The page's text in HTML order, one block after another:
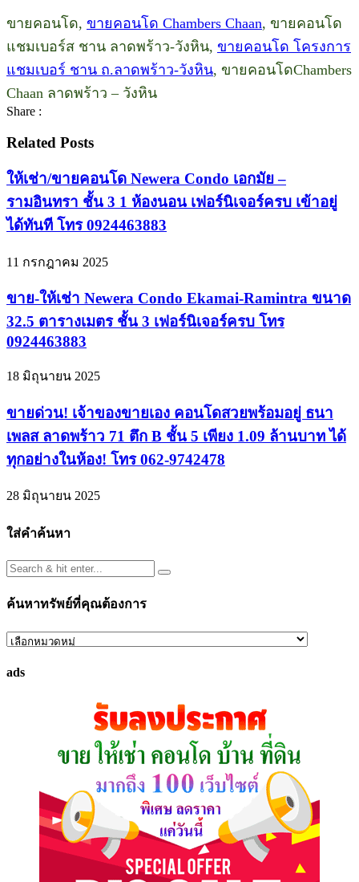
ขายคอนโด, ขายคอนโด Chambers Chaan, ขายคอนโด
แชมเบอร์ส ชาน ลาดพร้าว-วังหิน, ขายคอนโด โครงการ
แชมเบอร์ ชาน ถ.ลาดพร้าว-วังหิน, ขายคอนโดChambers
Chaan ลาดพร้าว – วังหิน
Share :
Related Posts
ให้เช่า/ขายคอนโด Newera Condo เอกมัย –
รามอินทรา ชั้น 3 1 ห้องนอน เฟอร์นิเจอร์ครบ เข้าอยู่
ได้ทันที โทร 0924463883
11 กรกฎาคม 2025
ขาย-ให้เช่า Newera Condo Ekamai-Ramintra ขนาด
32.5 ตารางเมตร ชั้น 3 เฟอร์นิเจอร์ครบ โทร
0924463883
18 มิถุนายน 2025
ขายด่วน! เจ้าของขายเอง คอนโดสวยพร้อมอยู่ ธนา
เพลส ลาดพร้าว 71 ตึก B ชั้น 5 เพียง 1.09 ล้านบาท ได้
ทุกอย่างในห้อง! โทร 062-9742478
28 มิถุนายน 2025
ใส่คำค้นหา
ค้นหาทรัพย์ที่คุณต้องการ
ค้นหา
ที่
ads